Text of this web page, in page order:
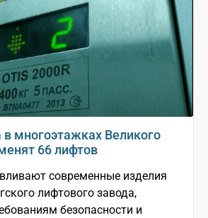
в многоэтажках Великого
66 лифтов
современные изделия
лифтового завода,
безопасности и